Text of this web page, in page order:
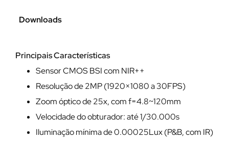
Downloads
Principais Características
Sensor CMOS BSI com NIR++
Resolução de 2MP (1920×1080 a 30FPS)
Zoom óptico de 25x, com f=4.8~120mm
Velocidade do obturador: até 1/30.000s
Iluminação mínima de 0.00025Lux (P&B, com IR)